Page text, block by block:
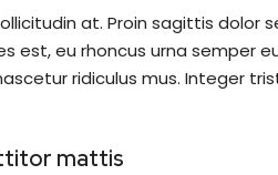
at. Proin sagittis dolor
est, eu rhoncus urna semper
ridiculus mus. Integer
mattis